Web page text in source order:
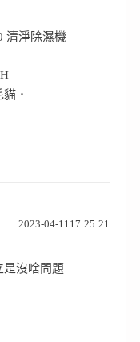
清淨除濕機
．
2023-04-1117:25:21
是沒啥問題